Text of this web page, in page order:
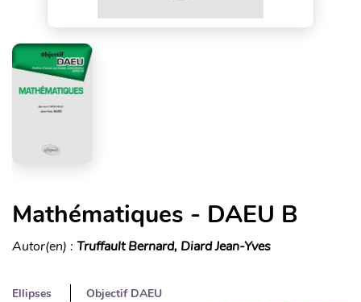
Mathématiques - DAEU B
Autor(en) : Truffault Bernard, Diard Jean-Yves
Ellipses
Objectif DAEU